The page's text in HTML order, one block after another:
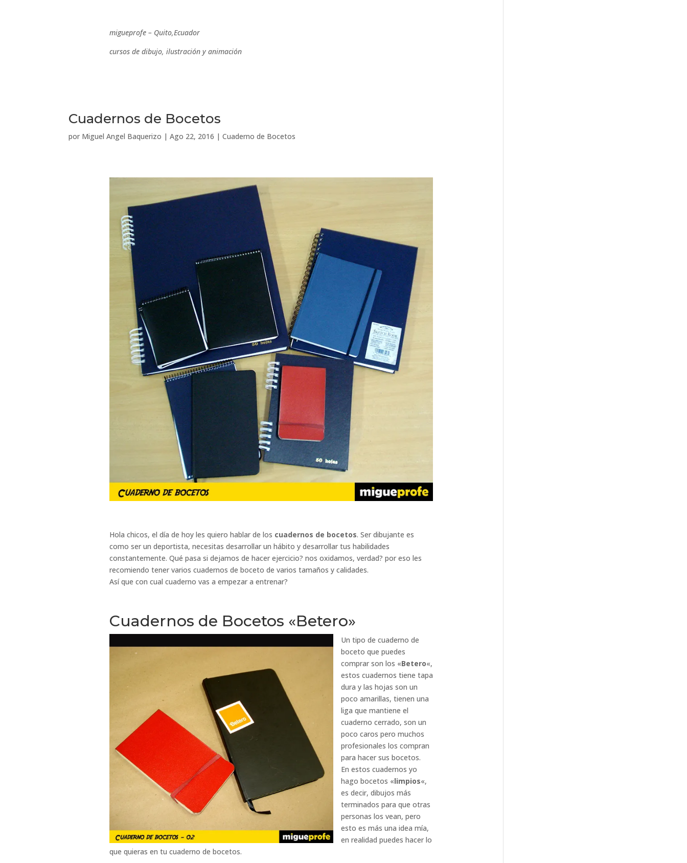
migueprofe – Quito,Ecuador
cursos de dibujo, ilustración y animación
Cuadernos de Bocetos
por Miguel Angel Baquerizo |Ago 22, 2016 |Cuaderno de Bocetos
Hola chicos, el día de hoy les quiero hablar de los cuadernos de bocetos. Ser dibujante es
como ser un deportista, necesitas desarrollar un hábito y desarrollar tus habilidades
constantemente. Qué pasa si dejamos de hacer ejercicio? nos oxidamos, verdad? por eso les
recomiendo tener varios cuadernos de boceto de varios tamaños y calidades.
Así que con cual cuaderno vas a empezar a entrenar?
Cuadernos de Bocetos «Betero»
Un tipo de cuaderno de
boceto que puedes
comprar son los «Betero«,
estos cuadernos tiene tapa
dura y las hojas son un
poco amarillas, tienen una
liga que mantiene el
cuaderno cerrado, son un
poco caros pero muchos
profesionales los compran
para hacer sus bocetos.
En estos cuadernos yo
hago bocetos «limpios«,
es decir, dibujos más
terminados para que otras
personas los vean, pero
esto es más una idea mía,
en realidad puedes hacer lo
que quieras en tu cuaderno de bocetos.